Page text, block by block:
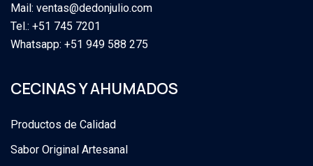
Mail: ventas@dedonjulio.com
Tel.: +51 745 7201
Whatsapp: +51 949 588 275
CECINAS Y AHUMADOS
Productos de Calidad
Sabor Original Artesanal